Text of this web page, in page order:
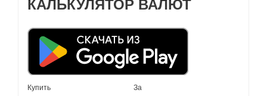
КАЛЬКУЛЯТОР ВАЛЮТ
Купить За